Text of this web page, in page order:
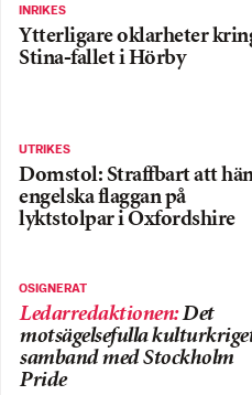
INRIKES
Ytterligare oklarheter
Stina-fallet i Hörby
UTRIKES
Domstol: Straffbart att
engelska flaggan på
lyktstolpar i Oxfordshire
OSIGNERAT
Ledarredaktionen:Det
motsägelsefulla
samband med Stockholm
Pride